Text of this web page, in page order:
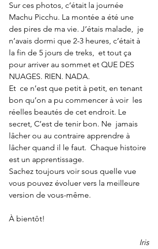
Sur ces photos, c’était la journée
Machu Picchu. La montée a été une
des pires de ma vie. J’étais malade,  je
n’avais dormi que 2-3 heures, c’était à
la fin de 5 jours de treks,  et tout ça
pour arriver au sommet et QUE DES
NUAGES. RIEN. NADA.
Et  ce n’est que petit à petit, en tenant
bon qu’on a pu commencer à voir  les
réelles beautés de cet endroit. Le
secret, C’est de tenir bon. Ne  jamais
lâcher ou au contraire apprendre à
lâcher quand il le faut.  Chaque histoire
est un apprentissage.
Sachez toujours voir sous quelle vue
vous pouvez évoluer vers la meilleure
version de vous-même.
À bientôt!
Iris